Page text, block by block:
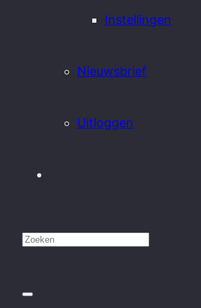
Instellingen
Nieuwsbrief
Uitloggen